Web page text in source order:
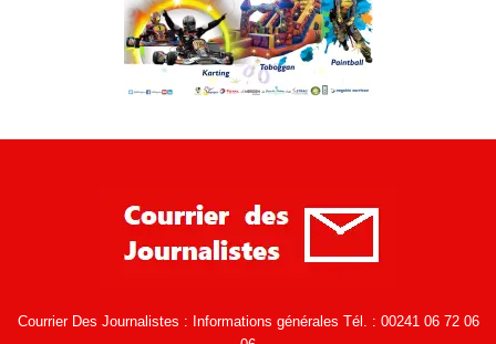
Courrier Des Journalistes : Informations générales Tél. : 00241 06 72 06